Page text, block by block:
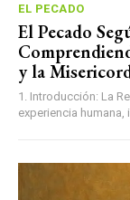
EL PECADO
El Pecado
y la
1. Introducción: La
experiencia humana,